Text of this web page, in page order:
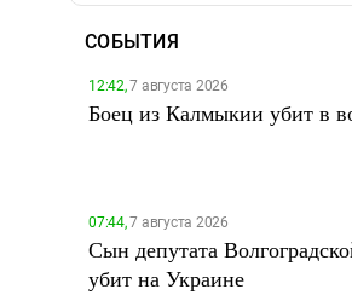
СОБЫТИЯ
12:42,7 августа 2026
Боец из Калмыкии убит в
07:44,7 августа 2026
Сын депутата
убит на Украине